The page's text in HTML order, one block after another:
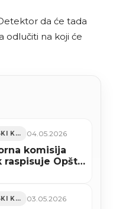
da će tada
odlučiti na koji će
ZENIČKO-DOBOJSKI KANTON 04.05.2026
komisija
raspisuje Opšte
ZENIČKO-DOBOJSKI KANTON 03.05.2026